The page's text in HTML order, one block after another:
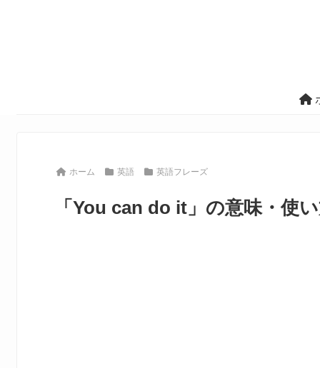
ホーム 英語 英語フレーズ
「You can do it」の意味・使